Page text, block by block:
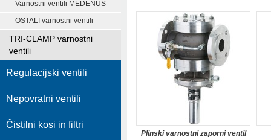
Varnostni ventili MEDENUS
OSTALI varnostni ventili
TRI-CLAMP varnostni
ventili
Regulacijski ventili
Nepovratni ventili
Čistilni kosi in filtri
Plinski varnostni zaporni ventil